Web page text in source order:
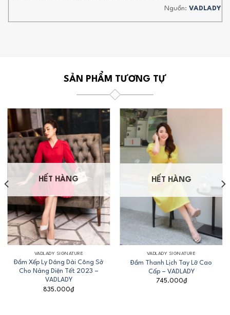
Nguồn: VADLADY
SẢN PHẨM TƯƠNG TỰ
HẾT HÀNG
VADLADY SIGNATURE
Đầm Xếp Ly Dáng Dài Công Sở
Cho Nàng Diện Tết 2023 –
VADLADY
835.000₫
HẾT HÀNG
VADLADY SIGNATURE
Đầm Thanh Lịch Tay Lỡ Cao
Cấp – VADLADY
745.000₫